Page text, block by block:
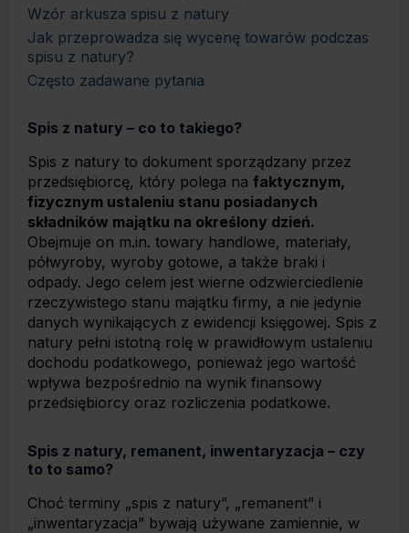
Wzór arkusza spisu z natury
Jak przeprowadza się wycenę towarów podczas
spisu z natury?
Często zadawane pytania
Spis z natury – co to takiego?
Spis z natury to dokument sporządzany przez
przedsiębiorcę, który polega na faktycznym,
fizycznym ustaleniu stanu posiadanych
składników majątku na określony dzień.
Obejmuje on m.in. towary handlowe, materiały,
półwyroby, wyroby gotowe, a także braki i
odpady. Jego celem jest wierne odzwierciedlenie
rzeczywistego stanu majątku firmy, a nie jedynie
danych wynikających z ewidencji księgowej. Spis z
natury pełni istotną rolę w prawidłowym ustaleniu
dochodu podatkowego, ponieważ jego wartość
wpływa bezpośrednio na wynik finansowy
przedsiębiorcy oraz rozliczenia podatkowe.
Spis z natury, remanent, inwentaryzacja – czy
to to samo?
Choć terminy „spis z natury”, „remanent” i
„inwentaryzacja” bywają używane zamiennie, w